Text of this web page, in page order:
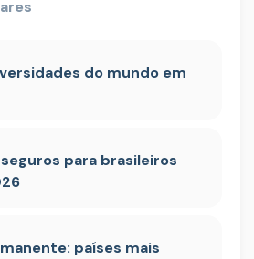
do mundo em
para brasileiros
países mais